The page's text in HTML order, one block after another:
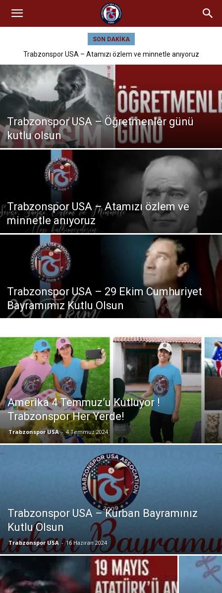
SON DAKIKA
Trabzonspor USA – Atamızı özlem ve minnetle anıyoruz
Trabzonspor USA – Öğretmenler günü
kutlu olsun
Trabzonspor USA – Atamızı özlem ve
minnetle anıyoruz
Trabzonspor USA – 29 Ekim Cumhuriyet
Bayramımız Kutlu Olsun
Amerika 4 Temmuz’u Kutluyor !
Trabzonspor Her Yerde!
Trabzonspor USA - 4 Temmuz 2024
Trabzonspor USA – Kurban Bayramınız
Kutlu Olsun
Trabzonspor USA - 16 Haziran 2024